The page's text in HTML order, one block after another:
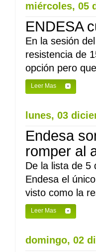
miércoles, 05
ENDESA
En la sesión
resistencia de
opción pero
Leer Mas
lunes, 03
Endesa
romper al
De la lista de 5
Endesa el
visto como la
Leer Mas
domingo, 02